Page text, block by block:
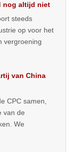
nog altijd niet
steeds
op voor het
vergroening
van China
CPC samen,
van de
We